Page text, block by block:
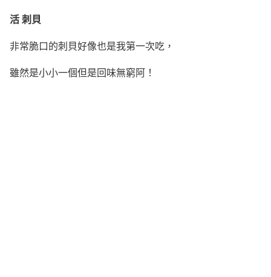
活 刺貝
非常脆口的刺貝好像也是我第一次吃，
雖然是小小一個但是回味無窮阿！